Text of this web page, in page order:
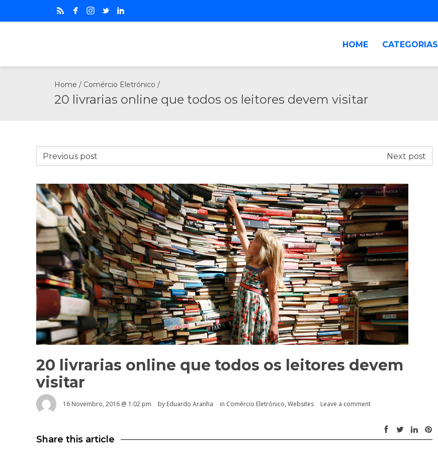
HOME CATEGORIAS
Home / Comércio Eletrónico /
20 livrarias online que todos os leitores devem visitar
Previous post Next post
20 livrarias online que todos os leitores devem
visitar
16 Novembro, 2016 @ 1:02 pm by Eduardo Aranha in Comércio Eletrónico, Websites Leave a comment
Share this article